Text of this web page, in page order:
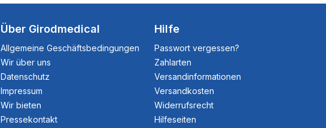
Über Girodmedical
Allgemeine Geschäftsbedingungen
Wir über uns
Datenschutz
Impressum
Wir bieten
Pressekontakt
Hilfe
Passwort vergessen?
Zahlarten
Versandinformationen
Versandkosten
Widerrufsrecht
Hilfeseiten